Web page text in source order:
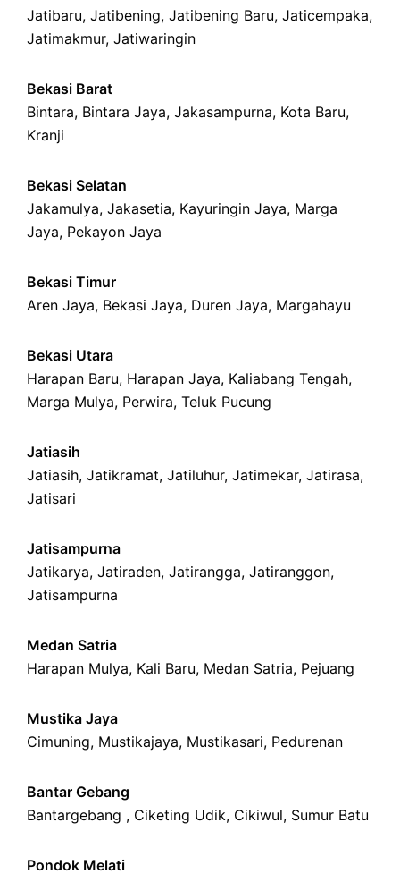
Jatibaru, Jatibening, Jatibening Baru, Jaticempaka,
Jatimakmur, Jatiwaringin
Bekasi Barat
Bintara, Bintara Jaya, Jakasampurna, Kota Baru,
Kranji
Bekasi Selatan
Jakamulya, Jakasetia, Kayuringin Jaya, Marga
Jaya, Pekayon Jaya
Bekasi Timur
Aren Jaya, Bekasi Jaya, Duren Jaya, Margahayu
Bekasi Utara
Harapan Baru, Harapan Jaya, Kaliabang Tengah,
Marga Mulya, Perwira, Teluk Pucung
Jatiasih
Jatiasih, Jatikramat, Jatiluhur, Jatimekar, Jatirasa,
Jatisari
Jatisampurna
Jatikarya, Jatiraden, Jatirangga, Jatiranggon,
Jatisampurna
Medan Satria
Harapan Mulya, Kali Baru, Medan Satria, Pejuang
Mustika Jaya
Cimuning, Mustikajaya, Mustikasari, Pedurenan
Bantar Gebang
Bantargebang , Ciketing Udik, Cikiwul, Sumur Batu
Pondok Melati